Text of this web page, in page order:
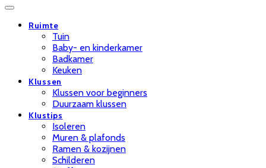
Ruimte
Tuin
Baby- en kinderkamer
Badkamer
Keuken
Klussen
Klussen voor beginners
Duurzaam klussen
Klustips
Isoleren
Muren & plafonds
Ramen & kozijnen
Schilderen